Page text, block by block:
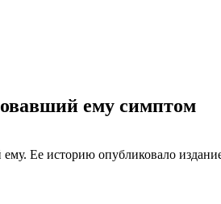
ему симптом
Ее историю опубликовало